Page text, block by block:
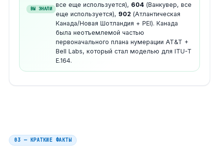
ВЫ ЗНАЛИ
все еще используется), 604 (Ванкувер, все
еще используется), 902 (Атлантическая
Канада/Новая Шотландия + PEI). Канада
была неотъемлемой частью
первоначального плана нумерации AT&T +
Bell Labs, который стал моделью для ITU-T
E.164.
03 — КРАТКИЕ ФАКТЫ